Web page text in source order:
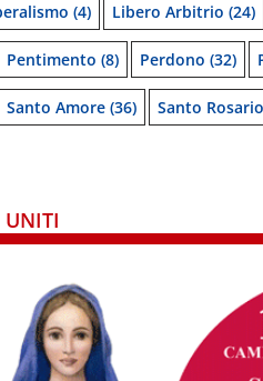
(4) Libero Arbitrio (24)
Pentimento (8) Perdono (32)
Santo Amore (36) Santo Rosario
UNITI